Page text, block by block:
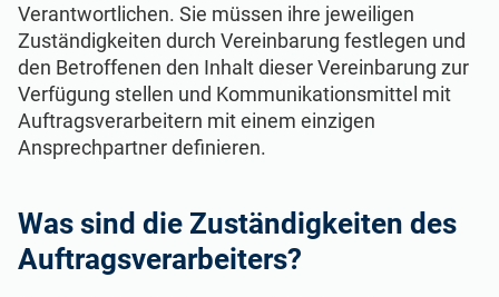
Verantwortlichen. Sie müssen ihre jeweiligen
Zuständigkeiten durch Vereinbarung festlegen und
den Betroffenen den Inhalt dieser Vereinbarung zur
Verfügung stellen und Kommunikationsmittel mit
Auftragsverarbeitern mit einem einzigen
Ansprechpartner definieren.
Was sind die Zuständigkeiten des
Auftragsverarbeiters?